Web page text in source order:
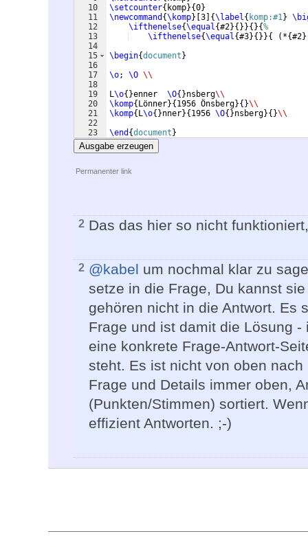
10
11
12
13
14
15
16
17
18
19
20
21
22
23
\setcounter{ komp}{0}
\newcommand {\komp} 3 {\label{ komp:#1}
\ifthenelse{\equal{#2}{ }}{ }{%
\ifthenelse{\equal{#3}{ }}{ ( *{#2
\begin{document }
\o; \O \\
L\o{ }enner \O{ }nsberg\\
\komp{ Lönner}{ 1956 Önsberg}{ }\\
\komp{ L\o{ }nner}{ 1956 \O{ }nsberg}{ }\\
\end {document }
Ausgabe erzeugen
Permanenter link
2 Das das hier so nicht
2 @kabel um nochmal klar zu
setze in die Frage, Du kannst
gehören nicht in die Antwort. Es
Frage und ist damit die Lösung
eine konkrete Frage-Antwort-
steht. Es ist nicht von oben
Frage und Details immer oben,
(Punkten/Stimmen) sortiert.
effizient Antworten. ;-)